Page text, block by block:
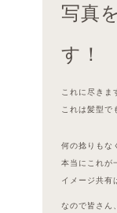
写真
す！
これに尽きま
これは髪型で
何の捻りもな
本当にこれが
イメージ共有
なので皆さん